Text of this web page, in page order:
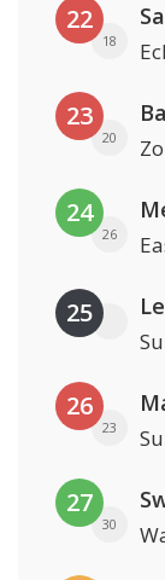
22
18
23
20
24
26
25
26
23
27
30